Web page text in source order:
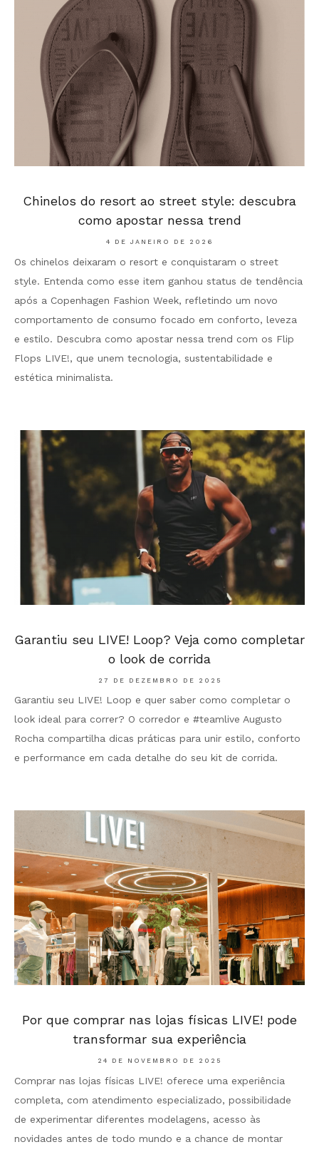
Chinelos do resort ao street style: descubra
como apostar nessa trend
4 DE JANEIRO DE 2026
Os chinelos deixaram o resort e conquistaram o street
style. Entenda como esse item ganhou status de tendência
após a Copenhagen Fashion Week, refletindo um novo
comportamento de consumo focado em conforto, leveza
e estilo. Descubra como apostar nessa trend com os Flip
Flops LIVE!, que unem tecnologia, sustentabilidade e
estética minimalista.
Garantiu seu LIVE! Loop? Veja como completar
o look de corrida
27 DE DEZEMBRO DE 2025
Garantiu seu LIVE! Loop e quer saber como completar o
look ideal para correr? O corredor e #teamlive Augusto
Rocha compartilha dicas práticas para unir estilo, conforto
e performance em cada detalhe do seu kit de corrida.
Por que comprar nas lojas físicas LIVE! pode
transformar sua experiência
24 DE NOVEMBRO DE 2025
Comprar nas lojas físicas LIVE! oferece uma experiência
completa, com atendimento especializado, possibilidade
de experimentar diferentes modelagens, acesso às
novidades antes de todo mundo e a chance de montar